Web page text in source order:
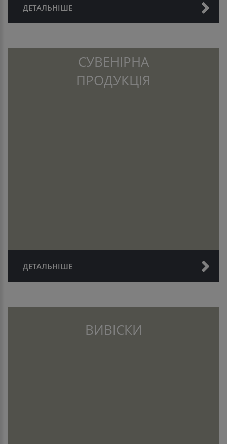
ДЕТАЛЬНІШЕ
СУВЕНІРНА
ПРОДУКЦІЯ
ДЕТАЛЬНІШЕ
ВИВІСКИ